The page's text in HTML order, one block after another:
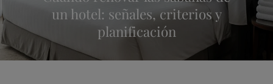
un hotel: señales, criterios y
planificación